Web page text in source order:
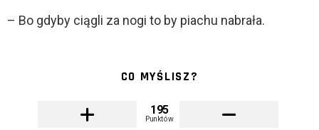
– Bo gdyby ciągli za nogi to by piachu nabrała.
CO MYŚLISZ?
195
Punktów